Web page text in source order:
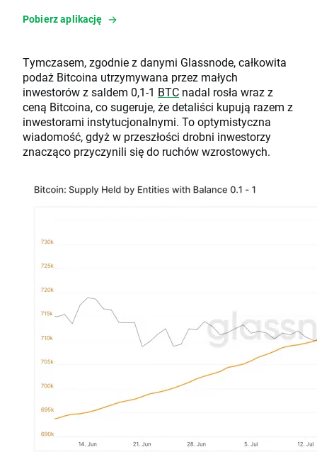
Pobierz aplikację
Tymczasem, zgodnie z danymi Glassnode, całkowita
podaż Bitcoina utrzymywana przez małych
inwestorów z saldem 0,1-1 BTC nadal rosła wraz z
ceną Bitcoina, co sugeruje, że detaliści kupują razem z
inwestorami instytucjonalnymi. To optymistyczna
wiadomość, gdyż w przeszłości drobni inwestorzy
znacząco przyczynili się do ruchów wzrostowych.